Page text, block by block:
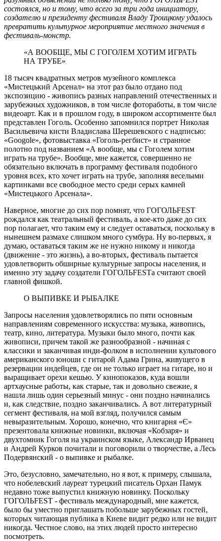
состоялся, но и тому, что всего за три года инициатору,
создателю и президенту фестиваля Владу Троицкому удалось
превратить культурное мероприятие местного значения в
фестиваль-монстр.
«А ВООБЩЕ, МЫ С ГОГОЛЕМ ХОТИМ ИГРАТЬ
НА ТРУБЕ»
18 тысяч квадратных метров музейного комплекса
«Мистецький Арсенал» на этот раз было отдано под
экспозицию - живопись разных направлений отечественных и
зарубежных художников, в том числе фотоработы, в том числе
видеоарт. Как и в прошлом году, в широком ассортименте был
представлен Гоголь. Особенно запомнился портрет Николая
Васильевича кисти Владислава Шерешевского с надписью:
«Googole», фотовыставка «Гоголь-регбист» и странное
полотно под названием «А вообще, мы с Гоголем хотим
играть на трубе». Вообще, мне кажется, совершенно не
обязательно включать в программу фестиваля подобного
уровня всех, кто хочет играть на трубе, заполняя веселыми
картинками все свободное место среди серых камней
«Мистецького Арсенала».
Наверное, многие до сих пор помнят, что ГОГОЛЬFEST
рождался как театральный фестиваль, а кое-кто даже до сих
пор полагает, что таким ему и следует оставаться, поскольку в
нынешнем размахе слишком много сумбура. Ну во-первых, я
думаю, оставаться таким же не нужно никому и никогда
(движение - это жизнь), а во-вторых, фестиваль пытается
удовлетворить обширные культурные запросы населения, и
именно эту задачу создатели ГОГОЛЬFESTа считают своей
главной фишкой.
О ВЫПИВКЕ И РЫБАЛКЕ
Запросы населения удовлетворялись по пяти основным
направлениям современного искусства: музыка, живопись,
театр, кино, литература. Музыки было много, почти как
живописи, причем такой же разнообразной - начиная с
классики и заканчивая инди-фолком в исполнении культового
американского юноши с гитарой Адама Грина, живущего в
резервации индейцев, где он не только играет на гитаре, но и
выращивает орехи кешью. У кинопоказов, куда вошли
артхаусные работы, как старые, так и довольно свежие, я
нашла лишь один серьезный минус - они поздно начинались
и, как следствие, поздно заканчивались. А вот литературный
сегмент фестиваля, на мой взгляд, получился самым
невыразительным. Хорошо, конечно, что книгарня «Є»
презентовала книжные новинки, включая «Кобзаря» и
двухтомник Гоголя на украинском языке, Александр Ирванец
и Андрей Курков почитали и поговорили о творчестве, а Лесь
Подервянский - о выпивке и рыбалке.
Это, безусловно, замечательно, но я вот, к примеру, слышала,
что нобелевский лауреат турецкий писатель Орхан Памук
недавно тоже выпустил книжную новинку. Поскольку
ГОГОЛЬFEST - фестиваль международный, мне кажется,
было бы уместно приглашать побольше зарубежных гостей,
которых читающая публика в Киеве видит редко или не видит
никогда. Честное слово, на этих людей просто интересно
посмотреть.